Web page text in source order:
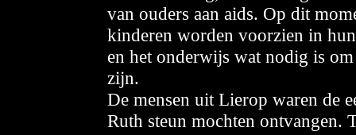
van ouders aan aids. Op dit
kinderen worden voorzien in
en het onderwijs wat nodig is
zijn.
De mensen uit Lierop waren de
Ruth steun mochten ontvangen.